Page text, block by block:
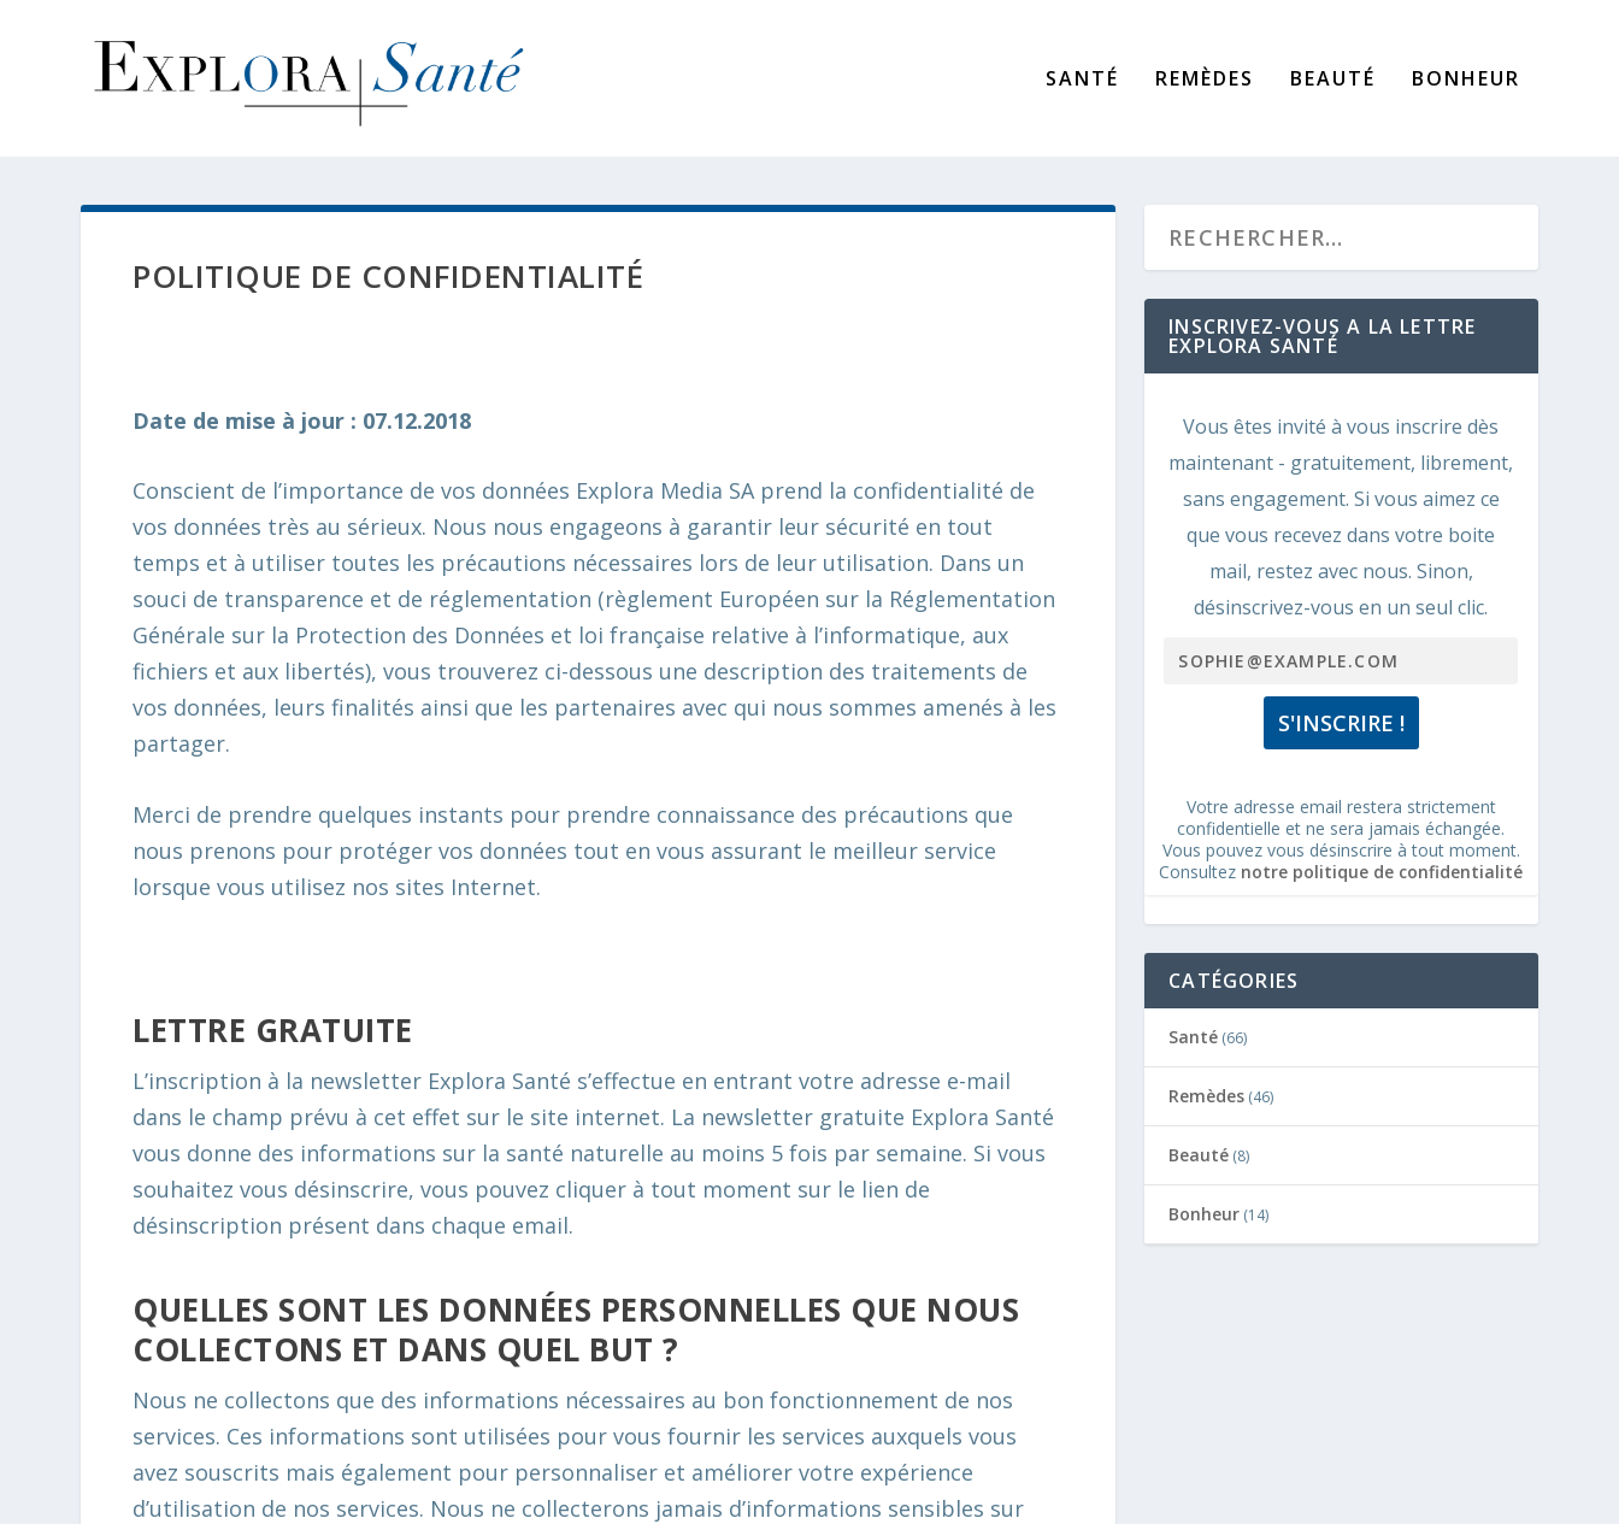
SANTÉ REMÈDES BEAUTÉ BONHEUR
POLITIQUE DE CONFIDENTIALITÉ
Date de mise à jour : 07.12.2018
Conscient de l’importance de vos données Explora Media SA prend la confidentialité de
vos données très au sérieux. Nous nous engageons à garantir leur sécurité en tout
temps et à utiliser toutes les précautions nécessaires lors de leur utilisation. Dans un
souci de transparence et de réglementation (règlement Européen sur la Réglementation
Générale sur la Protection des Données et loi française relative à l’informatique, aux
fichiers et aux libertés), vous trouverez ci-dessous une description des traitements de
vos données, leurs finalités ainsi que les partenaires avec qui nous sommes amenés à les
partager.
Merci de prendre quelques instants pour prendre connaissance des précautions que
nous prenons pour protéger vos données tout en vous assurant le meilleur service
lorsque vous utilisez nos sites Internet.
LETTRE GRATUITE
L’inscription à la newsletter Explora Santé s’effectue en entrant votre adresse e-mail
dans le champ prévu à cet effet sur le site internet. La newsletter gratuite Explora Santé
vous donne des informations sur la santé naturelle au moins 5 fois par semaine. Si vous
souhaitez vous désinscrire, vous pouvez cliquer à tout moment sur le lien de
désinscription présent dans chaque email.
QUELLES SONT LES DONNÉES PERSONNELLES QUE NOUS
COLLECTONS ET DANS QUEL BUT ?
Nous ne collectons que des informations nécessaires au bon fonctionnement de nos
services. Ces informations sont utilisées pour vous fournir les services auxquels vous
avez souscrits mais également pour personnaliser et améliorer votre expérience
d’utilisation de nos services. Nous ne collecterons jamais d’informations sensibles sur
INSCRIVEZ-VOUS A LA LETTRE
EXPLORA SANTÉ
Vous êtes invité à vous inscrire dès
maintenant - gratuitement, librement,
sans engagement. Si vous aimez ce
que vous recevez dans votre boite
mail, restez avec nous. Sinon,
désinscrivez-vous en un seul clic.
Votre adresse email restera strictement
confidentielle et ne sera jamais échangée.
Vous pouvez vous désinscrire à tout moment.
Consultez notre politique de confidentialité
CATÉGORIES
Santé (66)
Remèdes (46)
Beauté (8)
Bonheur (14)